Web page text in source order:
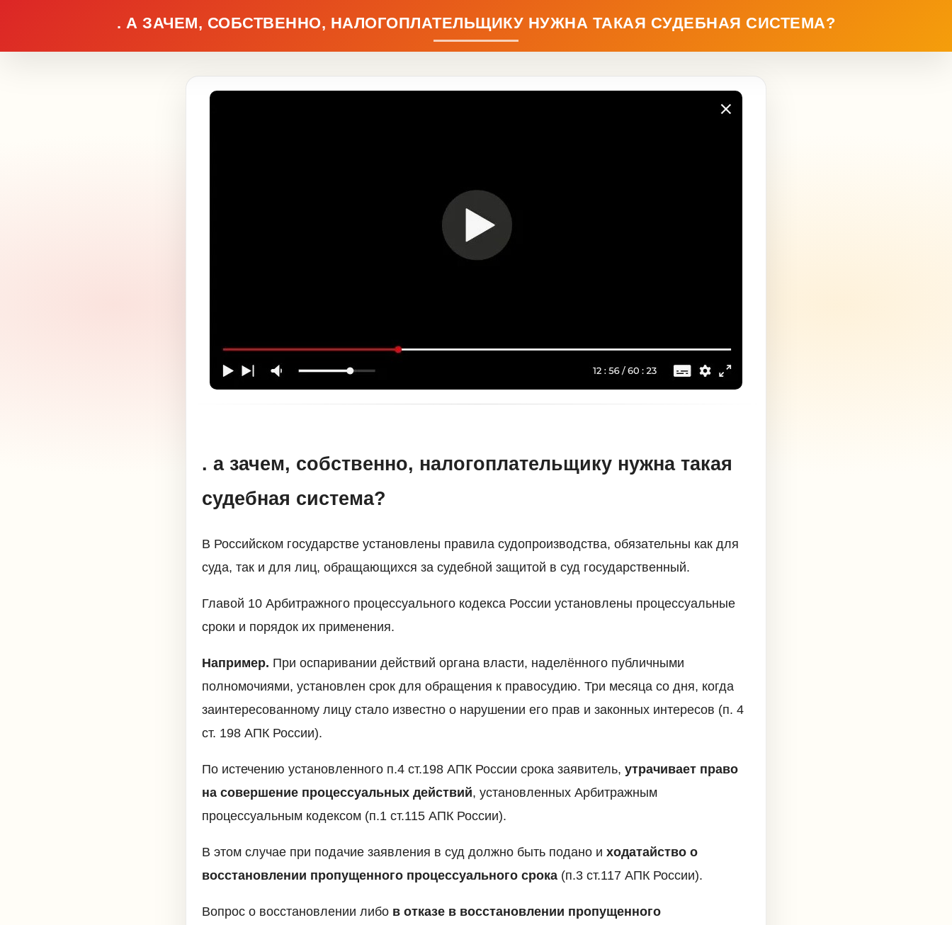
. А ЗАЧЕМ, СОБСТВЕННО, НАЛОГОПЛАТЕЛЬЩИКУ НУЖНА ТАКАЯ СУДЕБНАЯ СИСТЕМА?
. а зачем, собственно, налогоплательщику нужна такая
судебная система?
В Российском государстве установлены правила судопроизводства, обязательны как для
суда, так и для лиц, обращающихся за судебной защитой в суд государственный.
Главой 10 Арбитражного процессуального кодекса России установлены процессуальные
сроки и порядок их применения.
Например. При оспаривании действий органа власти, наделённого публичными
полномочиями, установлен срок для обращения к правосудию. Три месяца со дня, когда
заинтересованному лицу стало известно о нарушении его прав и законных интересов (п. 4
ст. 198 АПК России).
По истечению установленного п.4 ст.198 АПК России срока заявитель, утрачивает право
на совершение процессуальных действий, установленных Арбитражным
процессуальным кодексом (п.1 ст.115 АПК России).
В этом случае при подачие заявления в суд должно быть подано и ходатайство о
восстановлении пропущенного процессуального срока (п.3 ст.117 АПК России).
Вопрос о восстановлении либо в отказе в восстановлении пропущенного